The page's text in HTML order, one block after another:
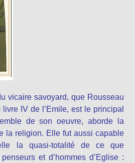
vicaire savoyard, que Rousseau
IV de l’Emile, est le principal
de son oeuvre, aborde la
la religion. Elle fut aussi capable
la quasi-totalité de ce que
et d’hommes d’Eglise :